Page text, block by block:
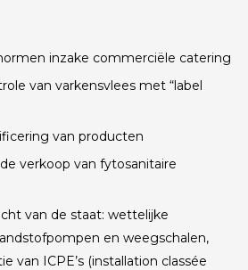
inzake commerciële catering
van varkensvlees met “label
van producten
verkoop van fytosanitaire
van de staat: wettelijke
en weegschalen,
van ICPE’s (installation classée